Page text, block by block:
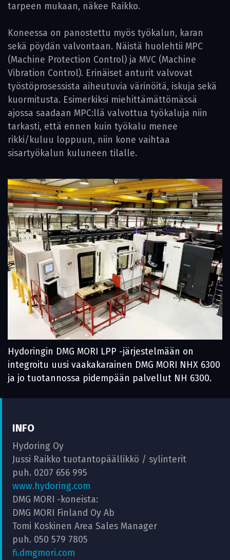
tarpeen mukaan, näkee Raikko.
Koneessa on panostettu myös työkalun, karan
sekä pöydän valvontaan. Näistä huolehtii MPC
(Machine Protection ­Control) ja MVC (Machine
Vibration Control). Erinäiset anturit valvovat
työstöprosessista aiheutuvia värinöitä, iskuja sekä
kuormitusta. Esimerkiksi miehittämättömässä
ajossa saadaan MPC:llä valvottua työkaluja niin
tarkasti, että ennen kuin työkalu menee
rikki/kuluu loppuun, niin kone vaihtaa
sisartyökalun kuluneen tilalle.
Hydoringin DMG MORI LPP -järjestelmään on
integroitu uusi vaakakarainen DMG MORI NHX 6300
ja jo tuotannossa pidempään palvellut NH 6300.
INFO
Hydoring Oy
Jussi Raikko tuotantopäällikkö / sylinterit
puh. 0207 656 995
www.hydoring.com
DMG MORI -koneista:
DMG MORI Finland Oy Ab
Tomi Koskinen Area Sales Manager
puh. 050 579 7805
fi.dmgmori.com